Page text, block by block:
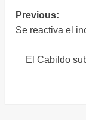
cometer
turistas de
de
Previous:
Se reactiva el
El Cabildo